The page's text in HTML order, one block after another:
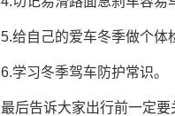
5.给自己的爱车冬季做个体
6.学习冬季驾车防护常识。
最后告诉大家出行前一定要